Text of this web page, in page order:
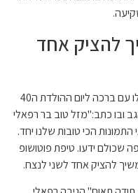
אחד
עזר מצידו לא נשאר חייב והעלה פוסט משלו עם ברכה ליום ההולדת ה40
כתב:"מזל טוב בר רפאלי
את שתי התמונות הכי טובות שלנו יחד.
ידעו. טיפת פוטושופ
אחד לשני לנצח.